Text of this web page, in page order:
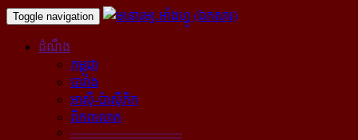
Toggle navigation
ដំណឹង
កម្ពុជា
បារាំង
អាស៊ី-ប៉ាស៊ីភិក
ពិភពលោក
----------------------------